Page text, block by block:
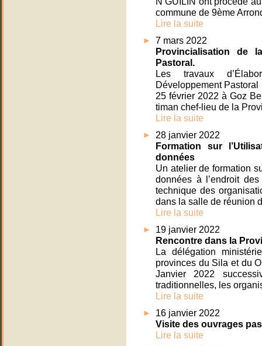
commune de 9ème
Lire la suite
7 mars 2022
Provincialisation de
Pastoral.
Les travaux
Développement Pastoral
25 février 2022 à Goz
timan chef-lieu de la
Lire la suite
28 janvier 2022
Formation sur
données
Un atelier de formation
données à l’endroit
technique des
dans la salle de réunion
Lire la suite
19 janvier 2022
Rencontre dans la
La délégation
provinces du Sila et du
Janvier 2022
traditionnelles, les
Lire la suite
16 janvier 2022
Visite des ouvrages
Lire la suite